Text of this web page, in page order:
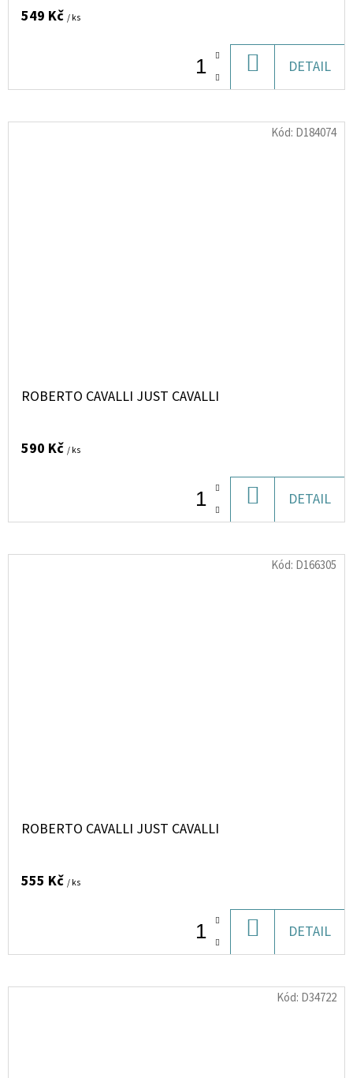
549 Kč / ks
KOŠÍKU
DETAIL
ROBERTO CAVALLI JUST CAVALLI
590 Kč / ks
KOŠÍKU
DETAIL
Kód: D184074
ROBERTO CAVALLI JUST CAVALLI
555 Kč / ks
KOŠÍKU
DETAIL
Kód: D166305
Kód: D34722